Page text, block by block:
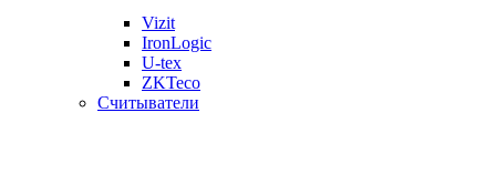
Vizit
IronLogic
U-tex
ZKTeco
Считыватели